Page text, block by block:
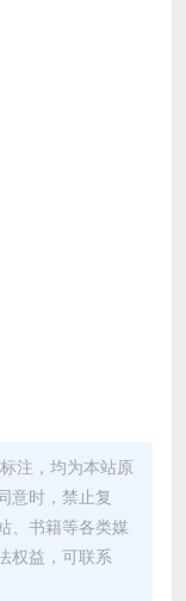
注，均为本站原
意时，禁止复
、书籍等各类媒
权益，可联系